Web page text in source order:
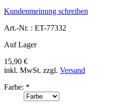
Kundenmeinung schreiben
Art.-Nr. : ET-77332
Auf Lager
15,90 €
inkl. MwSt. zzgl. Versand
Farbe: *